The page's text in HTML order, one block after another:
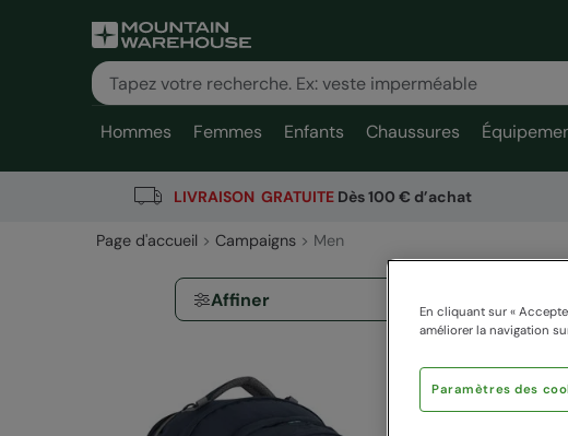
Hommes Femmes Enfants Chaussures
LIVRAISON GRATUITEDès 100 € d’achat
Page d'accueil Campaigns Men
Affiner
En cliquant sur «
améliorer la navigation
Paramètres des